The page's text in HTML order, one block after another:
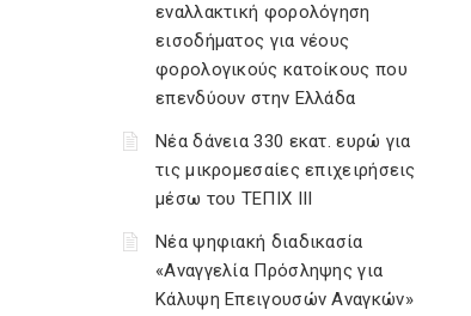
εναλλακτική φορολόγηση
εισοδήματος για νέους
φορολογικούς κατοίκους που
επενδύουν στην Ελλάδα
Νέα δάνεια 330 εκατ. ευρώ για
τις μικρομεσαίες επιχειρήσεις
μέσω του ΤΕΠΙΧ ΙΙΙ
Νέα ψηφιακή διαδικασία
«Αναγγελία Πρόσληψης για
Κάλυψη Επειγουσών Αναγκών»